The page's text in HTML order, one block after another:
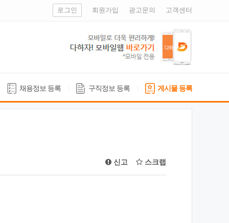
로그인 회원가입 광고문의 고객센터
채용정보 등록 구직정보 등록 게시물 등록
신고 스크랩